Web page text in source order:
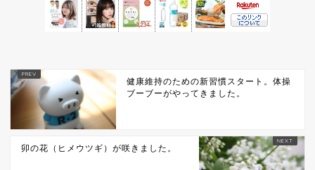
健康維持のための新習慣スタート。体操
ブーブーがやってきました。
卯の花（ヒメウツギ）が咲きました。